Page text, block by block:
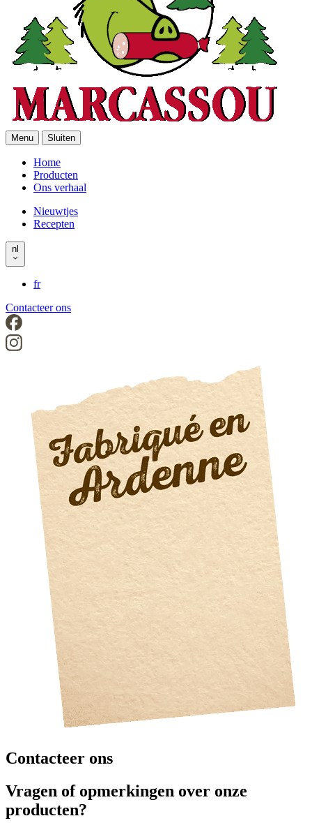
Menu Sluiten
Header
Home
Producten
Ons verhaal
Header
right
Nieuwtjes
Recepten
nl
fr
Contacteer ons
Contacteer ons
Vragen of opmerkingen over onze
producten?